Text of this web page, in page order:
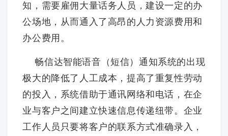
知，需要雇佣大量话务人员，建设一定的办
公场地，从而通入了高昂的人力资源费用和
办公费用。
畅信达智能语音（短信）通知系统的出现
极大的降低了人工成本，提高了重复性劳动
的投入，系统借助于通讯网络和电话，在企
业与客户之间建立快速信息传递纽带。企业
工作人员只要将客户的联系方式准确录入，